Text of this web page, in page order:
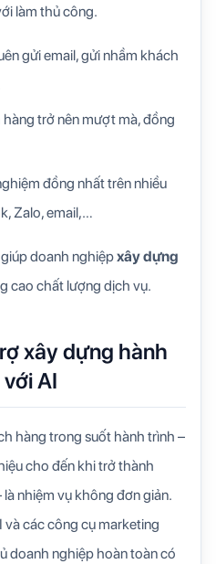
làm thủ công.
gửi email, gửi nhầm khách
trở nên mượt mà, đồng
đồng nhất trên nhiều
Zalo, email,…
doanh nghiệpxây dựng
cao chất lượng dịch vụ.
xây dựng hành
AI
hàng trong suốt hành trình –
cho đến khi trở thành
nhiệm vụ không đơn giản.
và các công cụ marketing
doanh nghiệp hoàn toàn có